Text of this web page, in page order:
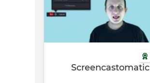
Screencastomatic